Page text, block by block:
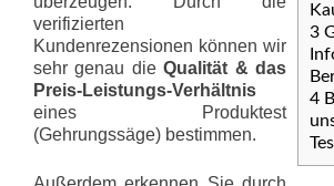
3
4
verifizierten
Kundenrezensionen können wir
sehr genau dieQualität & das
Preis-Leis­tungs-Ver­hält­nis
eines Produktest
(Gehrungssäge) bestimmen.